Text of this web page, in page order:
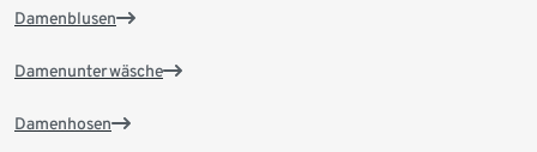
Damenblusen
Damenunterwäsche
Damenhosen